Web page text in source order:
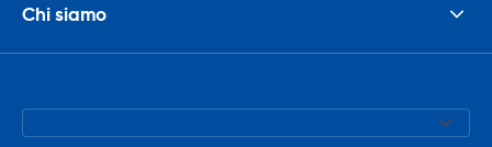
Chi siamo